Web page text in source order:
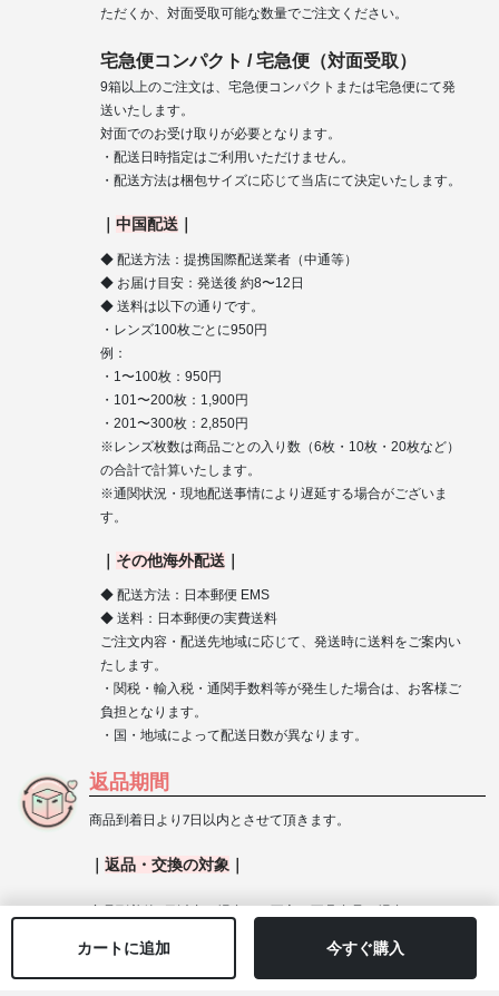
カートに追加 今すぐ購入
返品期間
商品到着日より7日以内とさせて頂きます。
返品 ・ 交換の対象
商品到着後7日以内の場合で、不良・不具合品の場合。
不良、不具合が発生したレンズは破棄・ご使用なさらずに保管
いただけますようお願いいたします。
※不良・不具合が発生したレンズを破棄された場合、返品・交
ただくか、対面受取可能な数量でご注文ください。
宅急便コンパクト / 宅急便（対面受取）
9箱以上のご注文は、宅急便コンパクトまたは宅急便にて発
送いたします。
対面でのお受け取りが必要となります。
・配送日時指定はご利用いただけません。
・配送方法は梱包サイズに応じて当店にて決定いたします。
中国配送
◆ 配送方法：提携国際配送業者（中通等）
◆ お届け目安：発送後 約8〜12日
◆ 送料は以下の通りです。
・レンズ100枚ごとに950円
例：
・1〜100枚：950円
・101〜200枚：1,900円
・201〜300枚：2,850円
※レンズ枚数は商品ごとの入り数（6枚・10枚・20枚など）
の合計で計算いたします。
※通関状況・現地配送事情により遅延する場合がございま
す。
その他海外配送
◆ 配送方法：日本郵便 EMS
◆ 送料：日本郵便の実費送料
ご注文内容・配送先地域に応じて、発送時に送料をご案内い
たします。
・関税・輸入税・通関手数料等が発生した場合は、お客様ご
負担となります。
・国・地域によって配送日数が異なります。